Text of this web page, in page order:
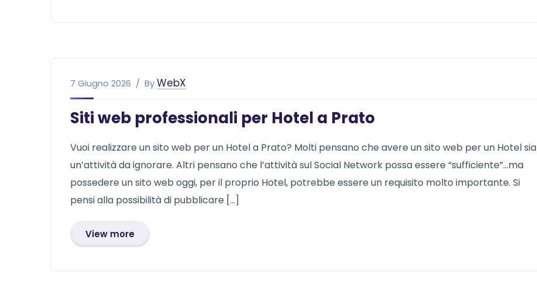
7 Giugno 2026 ByWebX
Siti web professionali per Hotel a Prato
Vuoi realizzare un sito web per un Hotel a Prato? Molti pensano che avere un sito web per un Hotel sia
un’attività da ignorare. Altri pensano che l’attività sul Social Network possa essere “sufficiente”…ma
possedere un sito web oggi, per il proprio Hotel, potrebbe essere un requisito molto importante. Si
pensi alla possibilità di pubblicare […]
View more